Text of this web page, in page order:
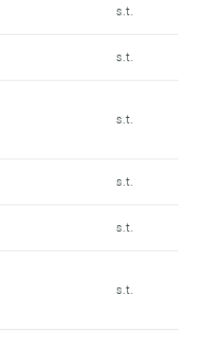
s.t.
s.t.
s.t.
s.t.
s.t.
s.t.